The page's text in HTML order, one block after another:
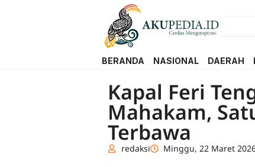
BERANDA NASIONAL DAERAH
Kapal Feri
Mahakam,
Terbawa
redaksi Minggu, 22 Maret